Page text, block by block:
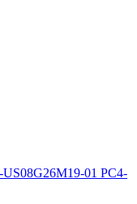
01 PC4-